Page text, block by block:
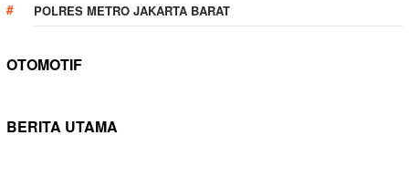
POLRES METRO JAKARTA BARAT
OTOMOTIF
BERITA UTAMA